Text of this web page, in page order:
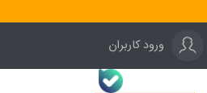
ورود کاربران